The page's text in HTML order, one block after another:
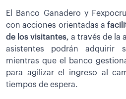
El Banco Ganadero y
con acciones orientadas a
de los visitantes, a través de la
asistentes podrán adquirir
mientras que el banco
para agilizar el ingreso al
tiempos de espera.